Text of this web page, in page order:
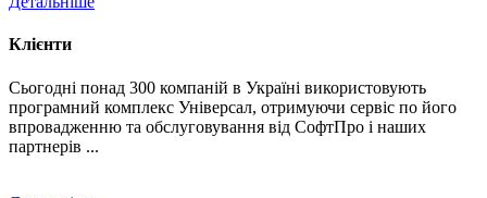
Клієнти
Сьогодні понад 300 компаній в Україні використовують
програмний комплекс Універсал, отримуючи сервіс по його
впровадженню та обслуговування від СофтПро і наших
партнерів ...